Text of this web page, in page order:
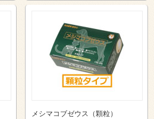
メシマコブゼウス（顆粒）